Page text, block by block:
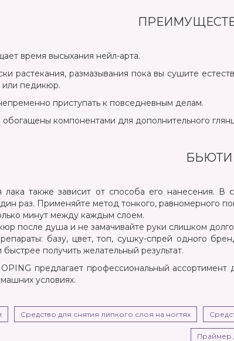
время высыхания нейл-арта.
растекания, размазывания пока вы сушите
или педикюр.
приступать к повседневным делам.
компонентами для дополнительного
БЬЮТИ
лака также зависит от способа его нанесения.
раз. Применяйте метод тонкого, равномерного
минут между каждым слоем.
после душа и не замачивайте руки слишком
базу, цвет, топ, сушку-спрей одного
быстрее получить желательный результат.
предлагает профессиональный
условиях.
Средство для снятия липкого слоя на ногтях
Праймер